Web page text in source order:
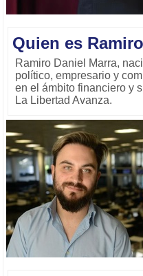
Quien es
Ramiro Daniel Marra,
político, empresario y
en el ámbito financiero y
La Libertad Avanza.